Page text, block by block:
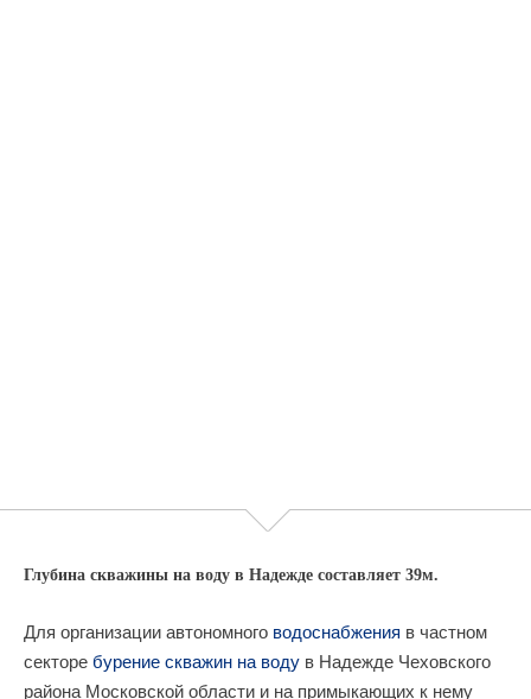
Глубина скважины на воду в Надежде составляет 39м.
Для организации автономного водоснабжения в частном
секторе бурение скважин на воду в Надежде Чеховского
района Московской области и на примыкающих к нему